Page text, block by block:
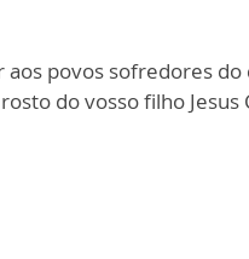
povos sofredores
do vosso filho